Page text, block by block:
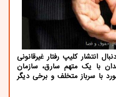
انتشار کلیپ رفتار غیرقانونی
وظیفه کلانتری ۱۳ زاهدان با یک متهم سارق، سازمان
با سرباز متخلف و برخی دیگر